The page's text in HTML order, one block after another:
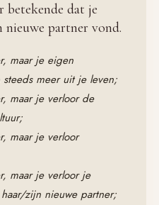
betekende dat je
nieuwe partner vond.
maar je eigen
meer uit je leven;
maar je verloor de
maar je verloor
maar je verloor je
zijn nieuwe partner;